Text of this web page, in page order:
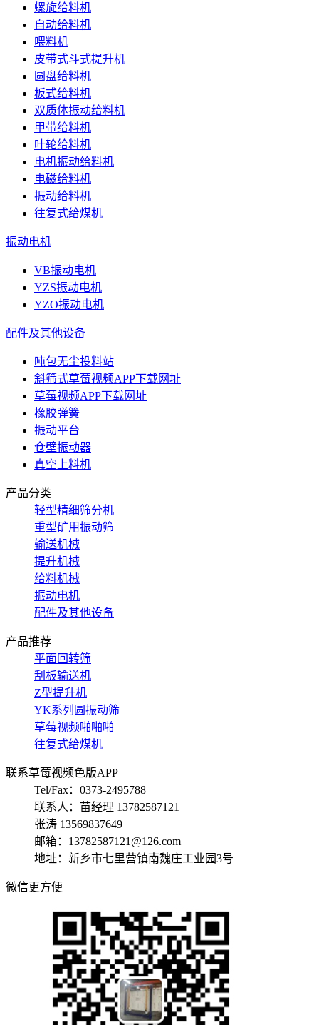
螺旋给料机
自动给料机
喂料机
皮带式斗式提升机
圆盘给料机
板式给料机
双质体振动给料机
甲带给料机
叶轮给料机
电机振动给料机
电磁给料机
振动给料机
往复式给煤机
振动电机
VB振动电机
YZS振动电机
YZO振动电机
配件及其他设备
吨包无尘投料站
斜筛式草莓视频APP下载网址
草莓视频APP下载网址
橡胶弹簧
振动平台
仓壁振动器
真空上料机
产品分类
轻型精细筛分机
重型矿用振动筛
输送机械
提升机械
给料机械
振动电机
配件及其他设备
产品推荐
平面回转筛
刮板输送机
Z型提升机
YK系列圆振动筛
草莓视频啪啪啪
往复式给煤机
联系草莓视频色版APP
Tel/Fax：0373-2495788
联系人：苗经理 13782587121
张涛 13569837649
邮箱：13782587121@126.com
地址：新乡市七里营镇南魏庄工业园3号
微信更方便